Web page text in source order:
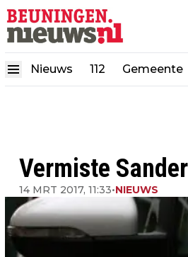
Nieuws 112 Gemeente
Vermiste
14 MRT 2017, 11:33•NIEUWS